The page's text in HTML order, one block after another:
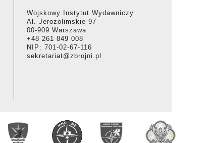
Wojskowy Instytut Wydawniczy
Al. Jerozolimskie 97
00-909 Warszawa
+48 261 849 008
NIP: 701-02-67-116
sekretariat@zbrojni.pl